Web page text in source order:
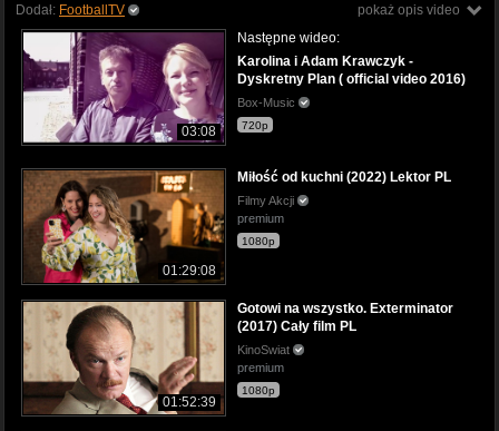
pokaż opis video
Dodał: FootballTV
03:08
Następne wideo:
Karolina i Adam Krawczyk -
Dyskretny Plan ( official video 2016)
Box-Music
720p
01:29:08
Miłość od kuchni (2022) Lektor PL
Filmy Akcji
premium
1080p
01:52:39
Gotowi na wszystko. Exterminator
(2017) Cały film PL
KinoSwiat
premium
1080p